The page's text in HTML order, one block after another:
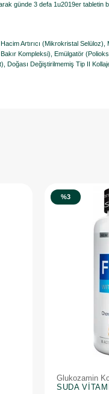
günde 3 defa 1u2019er tabletin
Artırıcı (Mikrokristal
Kompleksi), Emülgatör
Doğası Değiştirilmemiş Tip II
Glukozamin
SUDA
%3